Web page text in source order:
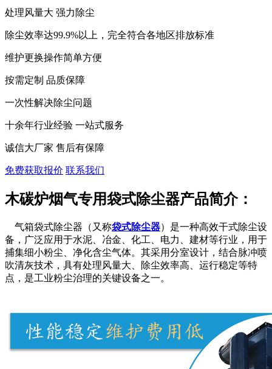
处理风量大 强力除尘
除尘效率达99.9%以上，完全符合各地区排放标准
维护更换操作简单方便
按需定制 品质保障
一次性解决除尘问题
十余年行业经验 一站式服务
诚信大厂家 售后有保障
免费获取报价 联系我们
木碳炉烟气专用袋式除尘器产品简介：
气箱袋式除尘器（又称袋式除尘器）是一种高效干式除尘设
备，广泛应用于水泥、冶金、化工、电力、建材等行业，用于
捕集细小粉尘、净化含尘气体。其采用分室设计，结合脉冲喷
吹清灰技术，具有处理风量大、除尘效率高、运行稳定等特
点，是工业粉尘治理的关键设备之一。